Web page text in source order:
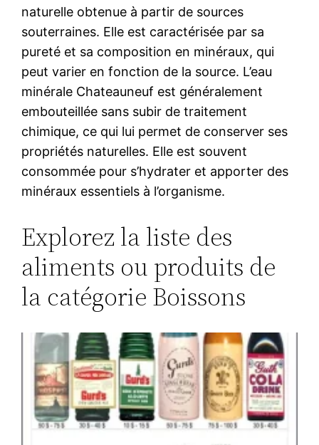
naturelle obtenue à partir de sources
souterraines. Elle est caractérisée par sa
pureté et sa composition en minéraux, qui
peut varier en fonction de la source. L’eau
minérale Chateauneuf est généralement
embouteillée sans subir de traitement
chimique, ce qui lui permet de conserver ses
propriétés naturelles. Elle est souvent
consommée pour s’hydrater et apporter des
minéraux essentiels à l’organisme.
Explorez la liste des
aliments ou produits de
la catégorie Boissons